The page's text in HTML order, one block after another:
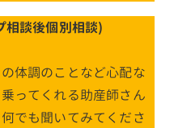
相談後個別相談)
体調のことなど心配な
ってくれる助産師さん
でも聞いてみてくださ